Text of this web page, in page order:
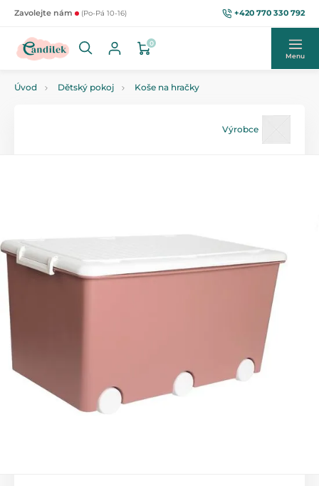
Zavolejte nám (Po-Pá 10-16) +420 770 330 792
0
Menu
Úvod Dětský pokoj Koše na hračky
Výrobce